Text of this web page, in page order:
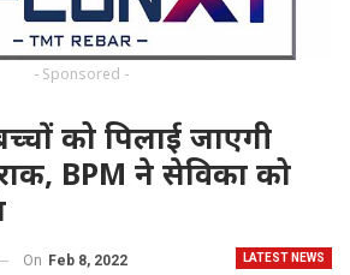
- Sponsored -
को पिलाई जाएगी
BPM ने सेविका को
LATEST NEWS
On Feb 8, 2022